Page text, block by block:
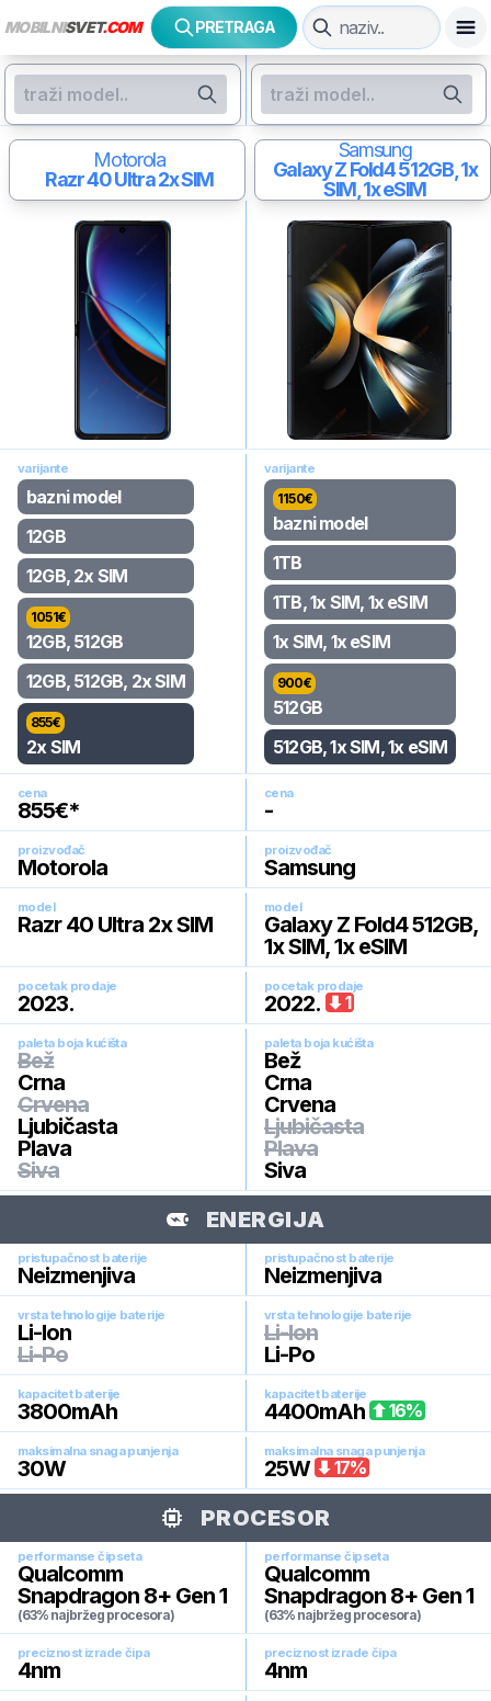
MOBILNISVET.COM PRETRAGA
Motorola
Razr 40 Ultra2x SIM
Samsung
Galaxy Z Fold4512GB, 1x
SIM, 1x eSIM
varijante
bazni model
12GB
12GB, 2x SIM
1051€
12GB, 512GB
12GB, 512GB, 2x SIM
855€
2x SIM
varijante
1150€
bazni model
1TB
1TB, 1x SIM, 1x eSIM
1x SIM, 1x eSIM
900€
512GB
512GB, 1x SIM, 1x eSIM
cena
855€*
cena
-
proizvođač
Motorola
proizvođač
Samsung
model
Razr 40 Ultra 2x SIM
model
Galaxy Z Fold4 512GB,
1x SIM, 1x eSIM
pocetak prodaje
2023.
pocetak prodaje
2022. 1
paleta boja kućišta
Bež
Crna
Crvena
Ljubičasta
Plava
Siva
paleta boja kućišta
Bež
Crna
Crvena
Ljubičasta
Plava
Siva
ENERGIJA
pristupačnost baterije
Neizmenjiva
pristupačnost baterije
Neizmenjiva
vrsta tehnologije baterije
Li-Ion
Li-Po
vrsta tehnologije baterije
Li-Ion
Li-Po
kapacitet baterije
3800mAh
kapacitet baterije
4400mAh 16%
maksimalna snaga punjenja
30W
maksimalna snaga punjenja
25W 17%
PROCESOR
performanse čipseta
Qualcomm
Snapdragon 8+ Gen 1
(63% najbržeg procesora)
performanse čipseta
Qualcomm
Snapdragon 8+ Gen 1
(63% najbržeg procesora)
preciznost izrade čipa
4nm
preciznost izrade čipa
4nm